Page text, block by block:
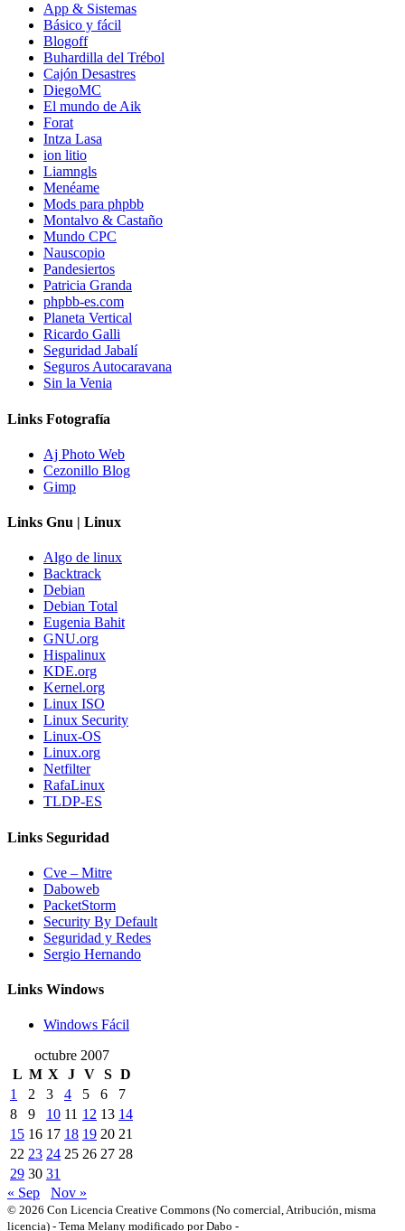
App & Sistemas
Básico y fácil
Blogoff
Buhardilla del Trébol
Cajón Desastres
DiegoMC
El mundo de Aik
Forat
Intza Lasa
ion litio
Liamngls
Menéame
Mods para phpbb
Montalvo & Castaño
Mundo CPC
Nauscopio
Pandesiertos
Patricia Granda
phpbb-es.com
Planeta Vertical
Ricardo Galli
Seguridad Jabalí
Seguros Autocaravana
Sin la Venia
Links Fotografía
Aj Photo Web
Cezonillo Blog
Gimp
Links Gnu | Linux
Algo de linux
Backtrack
Debian
Debian Total
Eugenia Bahit
GNU.org
Hispalinux
KDE.org
Kernel.org
Linux ISO
Linux Security
Linux-OS
Linux.org
Netfilter
RafaLinux
TLDP-ES
Links Seguridad
Cve – Mitre
Daboweb
PacketStorm
Security By Default
Seguridad y Redes
Sergio Hernando
Links Windows
Windows Fácil
octubre 2007
L M X J V S D
1
2 3 4 5 6
7
8
9 10 11 12 13 14
15 16 17 18 19 20 21
22 23 24 25 26 27 28
29 30 31
« Sep
Nov »
© 2026 Con Licencia Creative Commons (No comercial, Atribución, misma
licencia) - Tema Melany modificado por Dabo -